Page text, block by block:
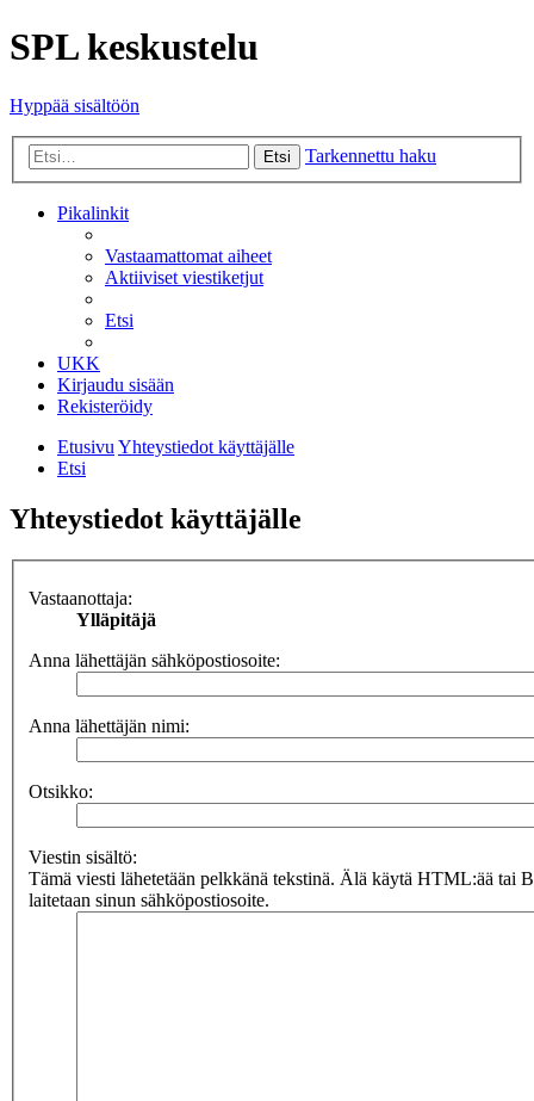
SPL keskustelu
Hyppää sisältöön
Etsi Tarkennettu haku
Pikalinkit
Vastaamattomat aiheet
Aktiiviset viestiketjut
Etsi
UKK
Kirjaudu sisään
Rekisteröidy
EtusivuYhteystiedot käyttäjälle
Etsi
Yhteystiedot käyttäjälle
Vastaanottaja:
Ylläpitäjä
Anna lähettäjän sähköpostiosoite:
Anna lähettäjän nimi:
Otsikko:
Viestin sisältö:
Tämä viesti lähetetään pelkkänä tekstinä. Älä käytä HTML:ää tai
laitetaan sinun sähköpostiosoite.